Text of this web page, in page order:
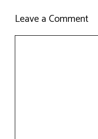
Leave a Comment